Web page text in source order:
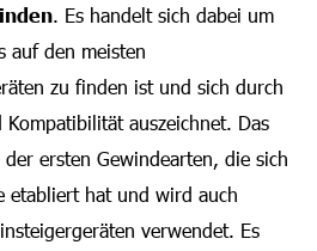
. Es handelt sich dabei um
auf den meisten
zu finden ist und sich durch
auszeichnet. Das
ersten Gewindearten, die sich
etabliert hat und wird auch
verwendet. Es